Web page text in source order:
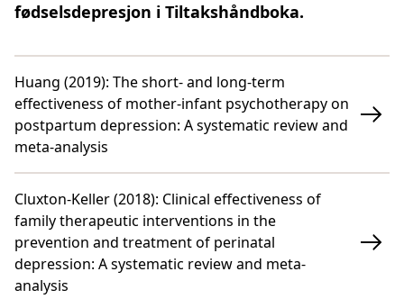
fødselsdepresjon i Tiltakshåndboka.
Huang (2019): The short- and long-term
effectiveness of mother-infant psychotherapy on
postpartum depression: A systematic review and
meta-analysis
Cluxton-Keller (2018): Clinical effectiveness of
family therapeutic interventions in the
prevention and treatment of perinatal
depression: A systematic review and meta-
analysis